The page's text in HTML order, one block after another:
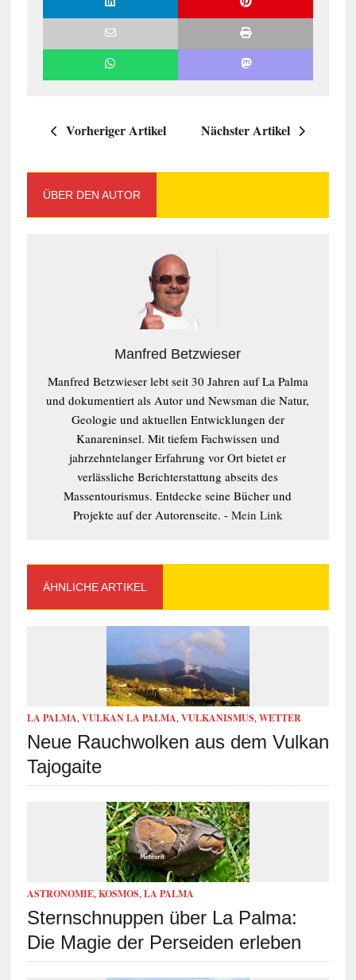
Vorheriger Artikel Nächster Artikel
ÜBER DEN AUTOR
Manfred Betzwieser
Manfred Betzwieser lebt seit 30 Jahren auf La Palma
und dokumentiert als Autor und Newsman die Natur,
Geologie und aktuellen Entwicklungen der
Kanareninsel. Mit tiefem Fachwissen und
jahrzehntelanger Erfahrung vor Ort bietet er
verlässliche Berichterstattung abseits des
Massentourismus. Entdecke seine Bücher und
Projekte auf der Autorenseite. - Mein Link
ÄHNLICHE ARTIKEL
LA PALMA, VULKAN LA PALMA, VULKANISMUS, WETTER
Neue Rauchwolken aus dem Vulkan
Tajogaite
ASTRONOMIE, KOSMOS, LA PALMA
Sternschnuppen über La Palma:
Die Magie der Perseiden erleben